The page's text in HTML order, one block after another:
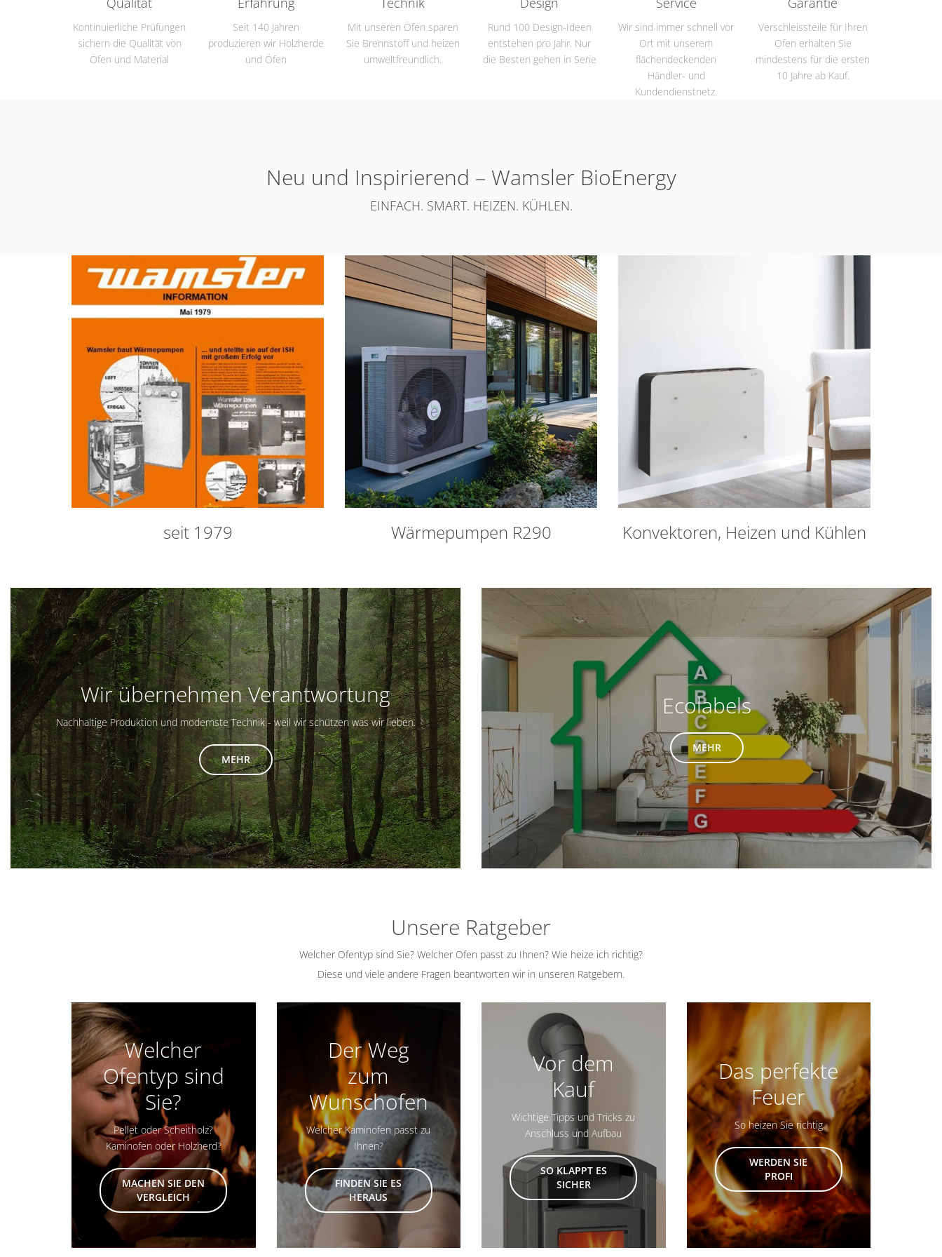
Kontinuierliche Prüfungen
sichern die Qualität von
Öfen und Material
Seit 140 Jahren
produzieren wir Holzherde
und Öfen
Mit unseren Öfen sparen
Sie Brennstoff und heizen
umweltfreundlich.
Rund 100 Design-Ideen
entstehen pro Jahr. Nur
die Besten gehen in Serie
Wir sind immer schnell vor
Ort mit unserem
flächendeckenden
Händler- und
Kundendienstnetz.
Verschleissteile für Ihren
Ofen erhalten Sie
mindestens für die ersten
10 Jahre ab Kauf.
Neu und Inspirierend – Wamsler BioEnergy
EINFACH. SMART. HEIZEN. KÜHLEN.
seit 1979 Wärmepumpen R290 Konvektoren, Heizen und Kühlen
Wir übernehmen Verantwortung
Nachhaltige Produktion und modernste Technik - weil wir schützen was wir lieben.
MEHR
Ecolabels
MEHR
Unsere Ratgeber
Welcher Ofentyp sind Sie? Welcher Ofen passt zu Ihnen? Wie heize ich richtig?
Diese und viele andere Fragen beantworten wir in unseren Ratgebern.
Welcher
Ofentyp sind
Sie?
Pellet oder Scheitholz?
Kaminofen oder Holzherd?
MACHEN SIE DEN
VERGLEICH
Der Weg
zum
Wunschofen
Welcher Kaminofen passt zu
Ihnen?
FINDEN SIE ES
HERAUS
Vor dem
Kauf
Wichtige Tipps und Tricks zu
Anschluss und Aufbau
SO KLAPPT ES
SICHER
Das perfekte
Feuer
So heizen Sie richtig
WERDEN SIE
PROFI